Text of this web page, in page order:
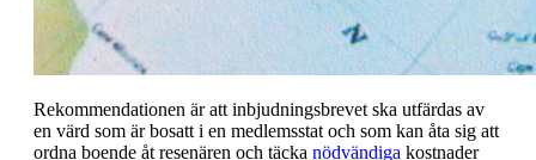
Rekommendationen är att inbjudningsbrevet ska utfärdas av
en värd som är bosatt i en medlemsstat och som kan åta sig att
ordna boende åt resenären och täcka nödvändiga kostnader